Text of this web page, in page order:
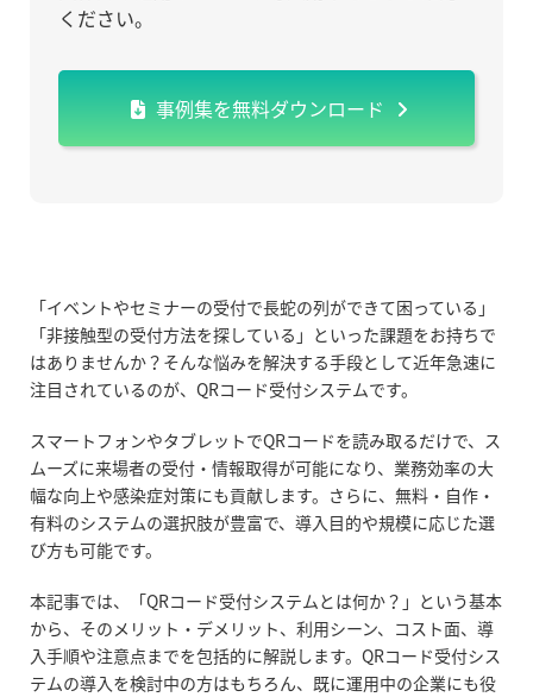
ください。
事例集を無料ダウンロード
「イベントやセミナーの受付で長蛇の列ができて困っている」
「非接触型の受付方法を探している」といった課題をお持ちで
はありませんか？そんな悩みを解決する手段として近年急速に
注目されているのが、QRコード受付システムです。
スマートフォンやタブレットでQRコードを読み取るだけで、ス
ムーズに来場者の受付・情報取得が可能になり、業務効率の大
幅な向上や感染症対策にも貢献します。さらに、無料・自作・
有料のシステムの選択肢が豊富で、導入目的や規模に応じた選
び方も可能です。
本記事では、「QRコード受付システムとは何か？」という基本
から、そのメリット・デメリット、利用シーン、コスト面、導
入手順や注意点までを包括的に解説します。QRコード受付シス
テムの導入を検討中の方はもちろん、既に運用中の企業にも役